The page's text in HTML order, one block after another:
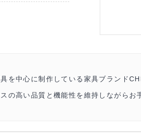
を中心に制作している家具ブランド
の高い品質と機能性を維持しながらお